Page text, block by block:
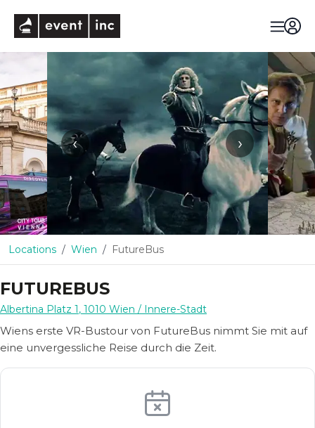
‹ ›
Locations Wien FutureBus
FUTUREBUS
Albertina Platz 1, 1010 Wien / Innere-Stadt
Wiens erste VR-Bustour von FutureBus nimmt Sie mit auf
eine unvergessliche Reise durch die Zeit.